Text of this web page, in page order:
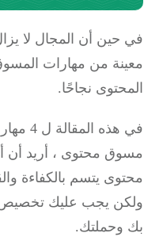
أن المجال لا يزال
من مهارات المسوق
نجاحًا.
في هذه
محتوى ، أريد أن
يتسم بالكفاءة
يجب عليك تخصيص